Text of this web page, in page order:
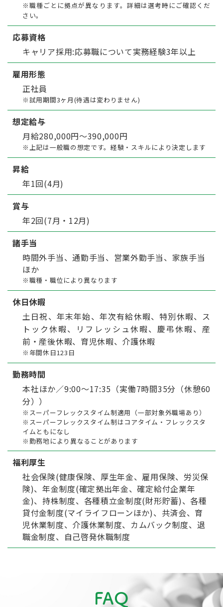
※職種ごとに拠点が異なります。詳細は選考時にご確認くだ
さい。
応募資格
キャリア採用:応募職について実務経験3年以上
雇用形態
正社員
※試用期間3ヶ月(待遇は変わりません)
想定給与
月給280,000円〜390,000円
※上記は一般職の想定です。経験・スキルにより決定します
昇給
年1回(4月)
賞与
年2回(7月・12月)
諸手当
時間外手当、通勤手当、営業外勤手当、家族手当
ほか
※職種・職位により異なります
休日休暇
土日祝、年末年始、年次有給休暇、特別休暇、ス
トック休暇、リフレッシュ休暇、慶弔休暇、産
前・産後休暇、育児休暇、介護休暇
※年間休日123日
勤務時間
本社ほか／9:00～17:35（実働7時間35分（休憩60
分））
※スーパーフレックスタイム制適用（一部対象外職場あり）
※スーパーフレックスタイム制はコアタイム・フレックスタ
イムともになし
※勤務地により異なることがあります
福利厚生
社会保険(健康保険、厚生年金、雇用保険、労災保
険)、年金制度(確定拠出年金、確定給付企業年
金)、持株制度、各種積立金制度(財形貯蓄)、各種
貸付金制度(マイライフローンほか)、共済会、育
児休業制度、介護休業制度、カムバック制度、退
職金制度、自己啓発休職制度
FAQ